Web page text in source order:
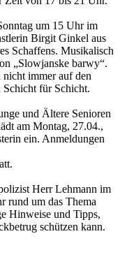
um 15 Uhr im
Birgit Ginkel aus
Schaffens. Musikalisch
„Slowjanske barwy“.
immer auf den
Schicht für Schicht.
und Ältere Senioren
am Montag, 27.04.,
ein. Anmeldungen
Herr Lehmann im
rund um das Thema
Hinweise und Tipps,
schützen kann.